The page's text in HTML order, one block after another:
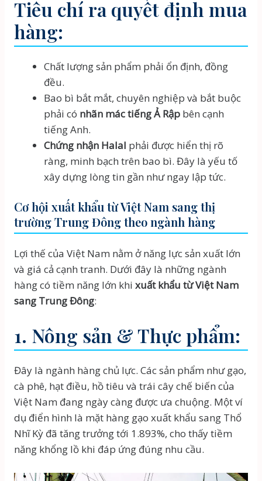
Tiêu chí ra quyết định mua
hàng:
Chất lượng sản phẩm phải ổn định, đồng
đều.
Bao bì bắt mắt, chuyên nghiệp và bắt buộc
phải có nhãn mác tiếng Ả Rậpbên cạnh
tiếng Anh.
Chứng nhận Halal phải được hiển thị rõ
ràng, minh bạch trên bao bì. Đây là yếu tố
xây dựng lòng tin gần như ngay lập tức.
Cơ hội xuất khẩu từ Việt Nam sang thị
trường Trung Đông theo ngành hàng
Lợi thế của Việt Nam nằm ở năng lực sản xuất lớn
và giá cả cạnh tranh. Dưới đây là những ngành
hàng có tiềm năng lớn khi xuất khẩu từ Việt Nam
sang Trung Đông:
1. Nông sản & Thực phẩm:
Đây là ngành hàng chủ lực. Các sản phẩm như gạo,
cà phê, hạt điều, hồ tiêu và trái cây chế biến của
Việt Nam đang ngày càng được ưa chuộng. Một ví
dụ điển hình là mặt hàng gạo xuất khẩu sang Thổ
Nhĩ Kỳ đã tăng trưởng tới 1.893%, cho thấy tiềm
năng khổng lồ khi đáp ứng đúng nhu cầu.